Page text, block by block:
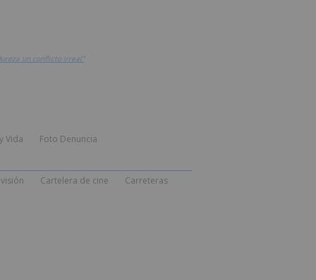
un conflicto irreal"
Vida Foto Denuncia
Cartelera de cine Carreteras